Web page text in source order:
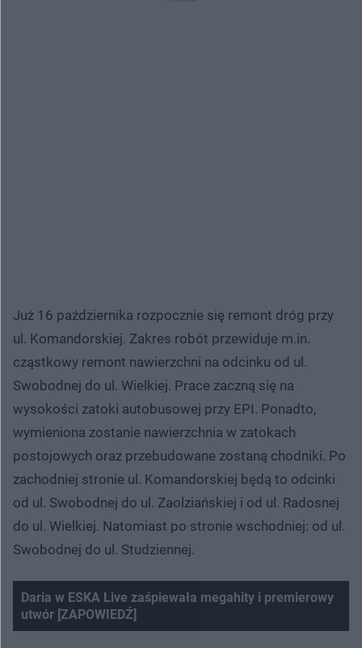
Już 16 października rozpocznie się remont dróg przy
ul. Komandorskiej. Zakres robót przewiduje m.in.
cząstkowy remont nawierzchni na odcinku od ul.
Swobodnej do ul. Wielkiej. Prace zaczną się na
wysokości zatoki autobusowej przy EPI. Ponadto,
wymieniona zostanie nawierzchnia w zatokach
postojowych oraz przebudowane zostaną chodniki. Po
zachodniej stronie ul. Komandorskiej będą to odcinki
od ul. Swobodnej do ul. Zaolziańskiej i od ul. Radosnej
do ul. Wielkiej. Natomiast po stronie wschodniej: od ul.
Swobodnej do ul. Studziennej.
Daria w ESKA Live zaśpiewała megahity i premierowy
utwór [ZAPOWIEDŹ]